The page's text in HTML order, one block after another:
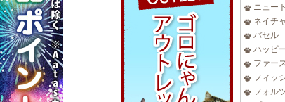
ニュー
ネイチ
バセル
ハッピ
ファー
フィッ
フォル